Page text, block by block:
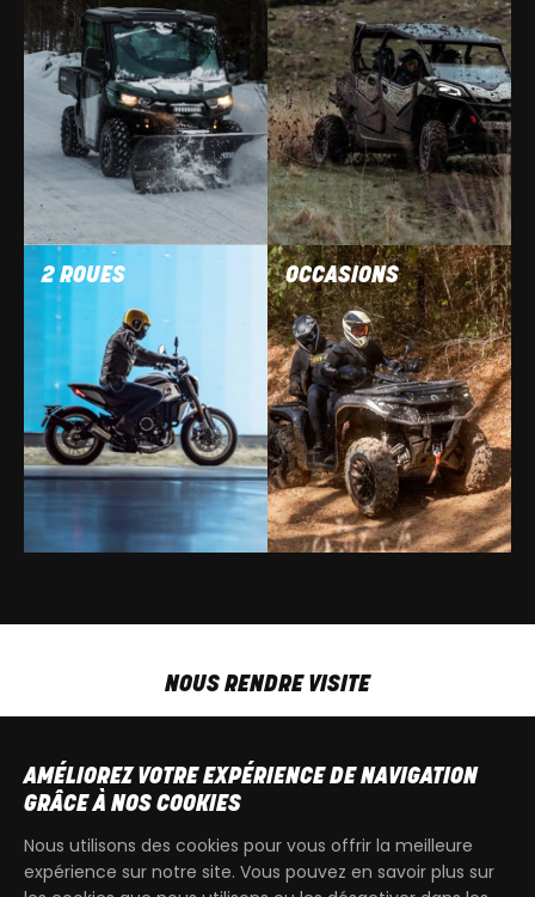
2 ROUES OCCASIONS
NOUS RENDRE VISITE
SAM9h00 - 13h30
T+32 64 700 970
AMÉLIOREZ VOTRE EXPÉRIENCE DE NAVIGATION
GRÂCE À NOS COOKIES
Nous utilisons des cookies pour vous offrir la meilleure
expérience sur notre site. Vous pouvez en savoir plus sur